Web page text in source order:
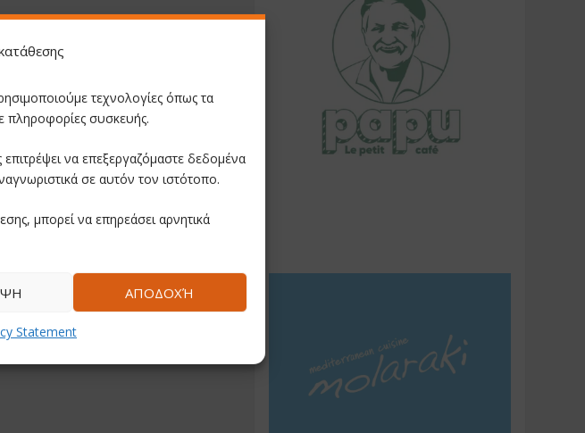
τεχνολογίες όπως τα
πληροφορίες συσκευής.
να επεξεργαζόμαστε δεδομένα
σε αυτόν τον ιστότοπο.
μπορεί να επηρεάσει αρνητικά
ΑΠΟΔΟΧΉ
Statement